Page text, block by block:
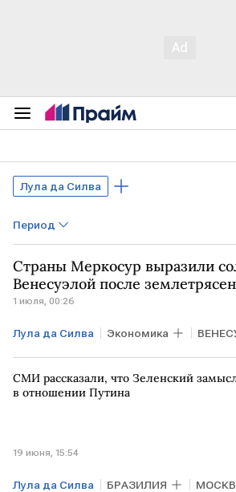
Лула да Силва
Период
Страны Меркосур выразили
Венесуэлой после
1 июля, 00:26
Лула да Силва Экономика
УРУГВАЙ АРГЕНТИНА
Владимир Путин
СМИ рассказали, что Зеленский
в отношении Путина
19 июня, 15:54
Лула да Силва БРАЗИЛИЯ